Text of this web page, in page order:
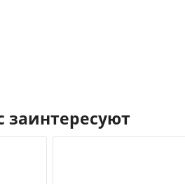
заинтересуют